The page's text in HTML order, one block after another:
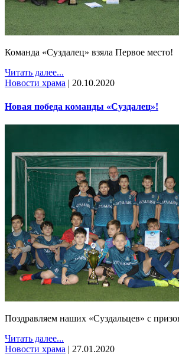
Команда «Суздалец» взяла Первое место!
Читать далее...
Новости храма | 20.10.2020
Новая победа команды «Суздалец»!
Поздравляем наших «Суздальцев» с
Читать далее...
Новости храма | 27.01.2020